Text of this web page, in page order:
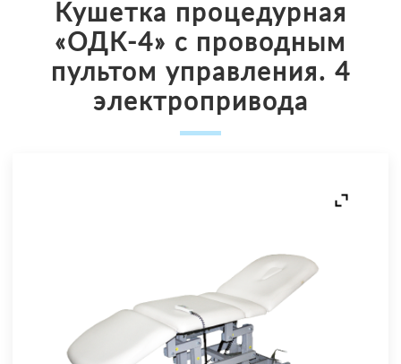
Кушетка процедурная
«ОДК-4» с проводным
пультом управления. 4
электропривода